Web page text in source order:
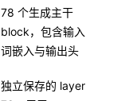
78 个生成主干
block，包含输入
词嵌入与输出头
独立保存的 layer